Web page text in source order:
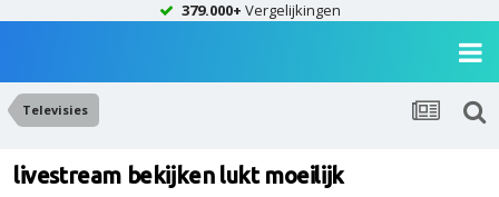
379.000+ Vergelijkingen
Televisies
livestream bekijken lukt moeilijk